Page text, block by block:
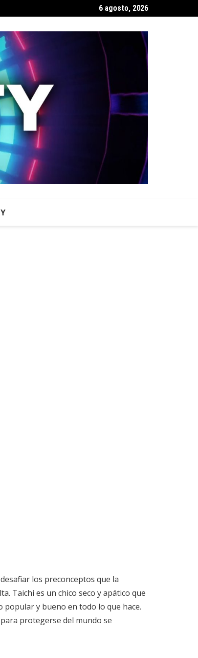
6 agosto, 2026
los preconceptos que la
Taichi es un chico seco y apático que
popular y bueno en todo lo que hace.
protegerse del mundo se